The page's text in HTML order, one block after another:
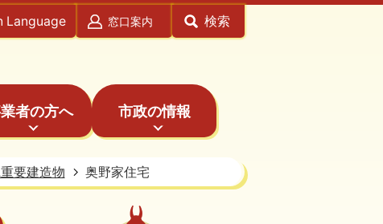
Language 窓口案内 検索
者の方へ 市政の情報
要建造物 奥野家住宅